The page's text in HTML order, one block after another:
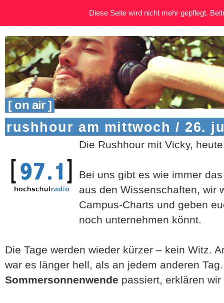
[ on air ]
rushhour am mittwoch / 26.
Die Rushhour mit Vicky,
Bei uns gibt es wie immer
aus den Wissenschaften, wir
Campus-Charts und geben
noch unternehmen könnt.
Die Tage werden wieder kürzer – kein Witz.
war es länger hell, als an jedem anderen
Sommersonnenwende passiert, erklären
Diese Seite wird nicht mehr gepflegt.